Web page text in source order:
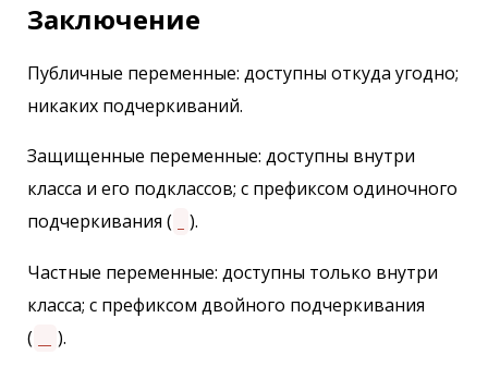
Заключение
Публичные переменные: доступны откуда угодно;
никаких подчеркиваний.
Защищенные переменные: доступны внутри
класса и его подклассов; с префиксом одиночного
подчеркивания (
).
Частные переменные: доступны только внутри
класса; с префиксом двойного подчеркивания
(
).